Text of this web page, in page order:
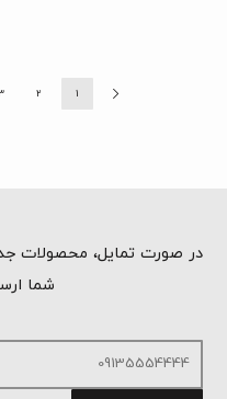
1
2
در صورت تمایل، محصولات
شما